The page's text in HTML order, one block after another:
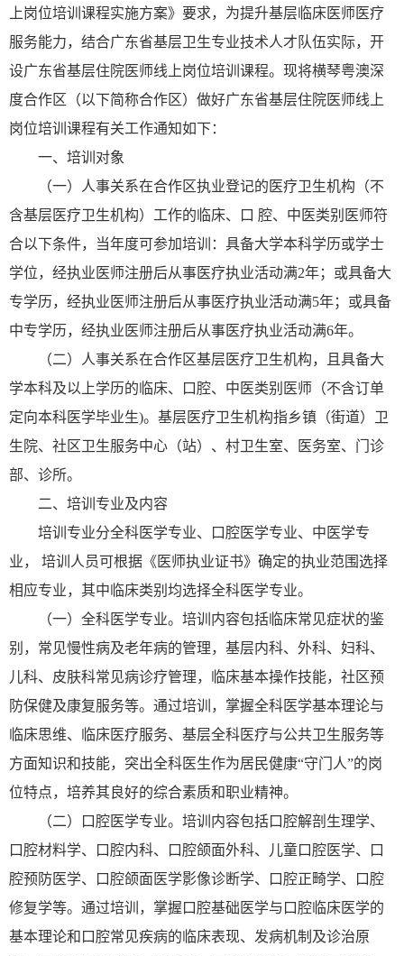
上岗位培训课程实施方案》要求，为提升基层临床医师医疗
服务能力，结合广东省基层卫生专业技术人才队伍实际，开
设广东省基层住院医师线上岗位培训课程。现将横琴粤澳深
度合作区（以下简称合作区）做好广东省基层住院医师线上
岗位培训课程有关工作通知如下：
一、培训对象
（一）人事关系在合作区执业登记的医疗卫生机构（不
含基层医疗卫生机构）工作的临床、口 腔、中医类别医师符
合以下条件，当年度可参加培训：具备大学本科学历或学士
学位，经执业医师注册后从事医疗执业活动满2年；或具备大
专学历，经执业医师注册后从事医疗执业活动满5年；或具备
中专学历，经执业医师注册后从事医疗执业活动满6年。
（二）人事关系在合作区基层医疗卫生机构，且具备大
学本科及以上学历的临床、口腔、中医类别医师（不含订单
定向本科医学毕业生)。基层医疗卫生机构指乡镇（街道）卫
生院、社区卫生服务中心（站）、村卫生室、医务室、门诊
部、诊所。
二、培训专业及内容
培训专业分全科医学专业、口腔医学专业、中医学专
业， 培训人员可根据《医师执业证书》确定的执业范围选择
相应专业，其中临床类别均选择全科医学专业。
（一）全科医学专业。培训内容包括临床常见症状的鉴
别，常见慢性病及老年病的管理，基层内科、外科、妇科、
儿科、皮肤科常见病诊疗管理，临床基本操作技能，社区预
防保健及康复服务等。通过培训，掌握全科医学基本理论与
临床思维、临床医疗服务、基层全科医疗与公共卫生服务等
方面知识和技能，突出全科医生作为居民健康“守门人”的岗
位特点，培养其良好的综合素质和职业精神。
（二）口腔医学专业。培训内容包括口腔解剖生理学、
口腔材料学、口腔内科、口腔颌面外科、儿童口腔医学、口
腔预防医学、口腔颌面医学影像诊断学、口腔正畸学、口腔
修复学等。通过培训，掌握口腔基础医学与口腔临床医学的
基本理论和口腔常见疾病的临床表现、发病机制及诊治原